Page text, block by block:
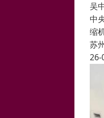
吴
中
缩
苏
26-